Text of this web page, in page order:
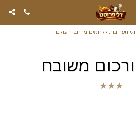
תערובות ללחמים מרחבי העולם
משובח
★
★
★